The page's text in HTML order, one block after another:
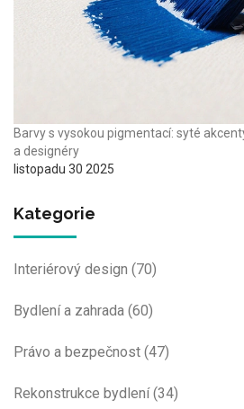
Barvy s vysokou pigmentací: syté
a designéry
listopadu 30 2025
Kategorie
Interiérový design (70)
Bydlení a zahrada (60)
Právo a bezpečnost (47)
Rekonstrukce bydlení(34)